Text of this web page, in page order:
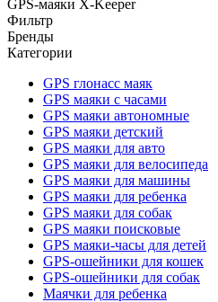
GPS-маяки X-Keeper
Фильтр
Бренды
Категории
GPS глонасс маяк
GPS маяки c часами
GPS маяки автономные
GPS маяки детский
GPS маяки для авто
GPS маяки для велосипеда
GPS маяки для машины
GPS маяки для ребенка
GPS маяки для собак
GPS маяки поисковые
GPS маяки-часы для детей
GPS-ошейники для кошек
GPS-ошейники для собак
Маячки для ребенка